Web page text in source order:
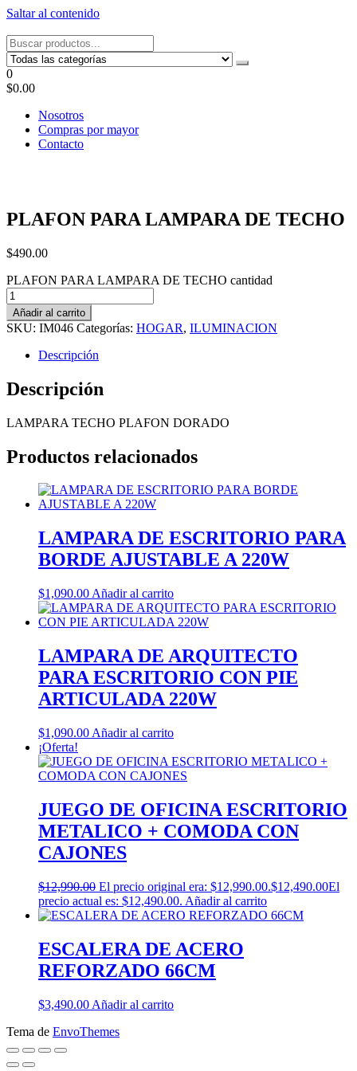
Saltar al contenido
Tel: 22087679 – Cel: 097 822122 – Joaquín Requena 2459
0
$0.00
Nosotros
Compras por mayor
Contacto
PLAFON PARA LAMPARA DE TECHO
$490.00
PLAFON PARA LAMPARA DE TECHO cantidad
Añadir al carrito
SKU: IM046 Categorías: HOGAR, ILUMINACION
Descripción
Descripción
LAMPARA TECHO PLAFON DORADO
Productos relacionados
LAMPARA DE ESCRITORIO PARA
BORDE AJUSTABLE A 220W
$1,090.00 Añadir al carrito
LAMPARA DE ARQUITECTO
PARA ESCRITORIO CON PIE
ARTICULADA 220W
$1,090.00 Añadir al carrito
¡Oferta!
JUEGO DE OFICINA ESCRITORIO
METALICO + COMODA CON
CAJONES
$12,990.00 El precio original era: $12,990.00.$12,490.00El
precio actual es: $12,490.00. Añadir al carrito
ESCALERA DE ACERO
REFORZADO 66CM
$3,490.00 Añadir al carrito
Tema de EnvoThemes